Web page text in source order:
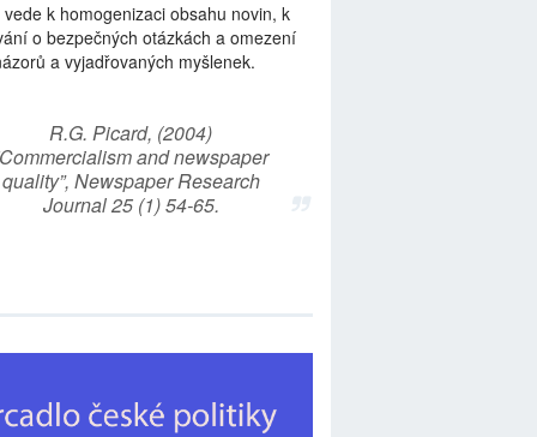
vede k homogenizaci obsahu novin, k
o bezpečných otázkách a omezení
a vyjadřovaných myšlenek.
R.G. Picard, (2004)
and newspaper
quality”, Newspaper Research
Journal 25 (1) 54-65.